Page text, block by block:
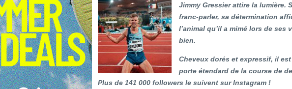
Jimmy Gressier attire la lumière.
franc-parler, sa détermination
l’animal qu’il a mimé lors de ses
bien.
Cheveux dorés et expressif, il
porte étendard de la course de
Plus de 141 000 followers le suivent sur Instagram !